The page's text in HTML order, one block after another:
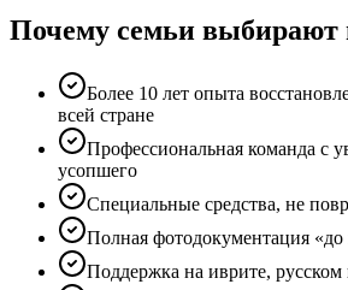
Почему семьи выбирают
Более 10 лет опыта
всей стране
Профессиональная команда с
усопшего
Специальные средства, не
Полная фотодокументация «до
Поддержка на иврите, русском